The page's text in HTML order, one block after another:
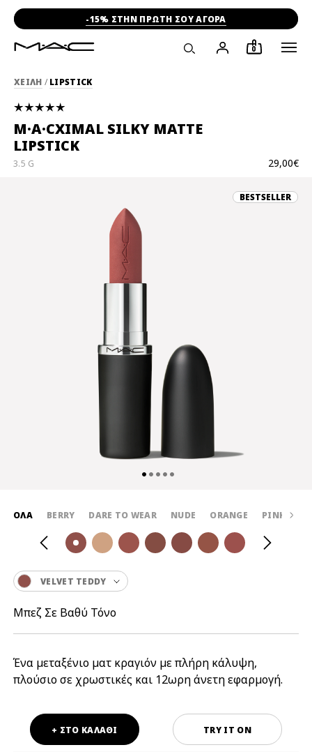
-15% ΣΤΗΝ ΠΡΩΤΗ ΣΟΥ ΑΓΟΡΑ
0
ΧΕΙΛΗ / LIPSTICK
M·A·CXIMAL SILKY MATTE
LIPSTICK
29,00€
3.5 G
BESTSELLER
Ένα μεταξένιο ματ κραγιόν με πλήρη κάλυψη,
πλούσιο σε χρωστικές και 12ωρη άνετη εφαρμογή.
ΌΛΑ BERRY DARE TO WEAR NUDE ORANGE PINK
VELVET TEDDY
Μπεζ Σε Βαθύ Τόνο
TRY IT ON
+ ΣΤΟ ΚΑΛΑΘΙ